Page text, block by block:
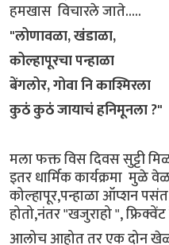
हमखास विचारले जाते.....
"लोणावळा, खंडाळा,
कोल्हापूरचा पन्हाळा
बेंगलोर, गोवा नि काश्मिरला
कुठं कुठं जायाचं हनिमूनला ?"
मला फक्त विस दिवस सुट्टी
इतर धार्मिक कार्यक्रमा मुळे
कोल्हापूर,पन्हाळा ऑप्शन
होतो,नंतर "खजुराहो ",
आलोच आहोत तर एक दोन खेळ